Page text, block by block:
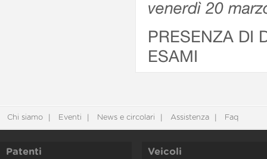
venerdì 20
PRESENZA DI
ESAMI
Chi siamo Eventi News e circolari Assistenza Faq
Patenti Veicoli